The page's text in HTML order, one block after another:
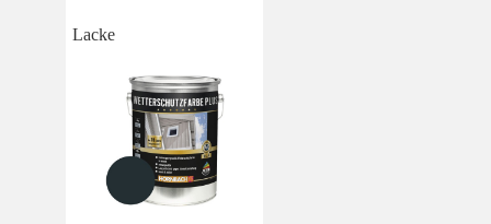
Lacke